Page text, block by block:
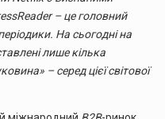
– це головний
На сьогодні на
лише кілька
– серед цієї світової